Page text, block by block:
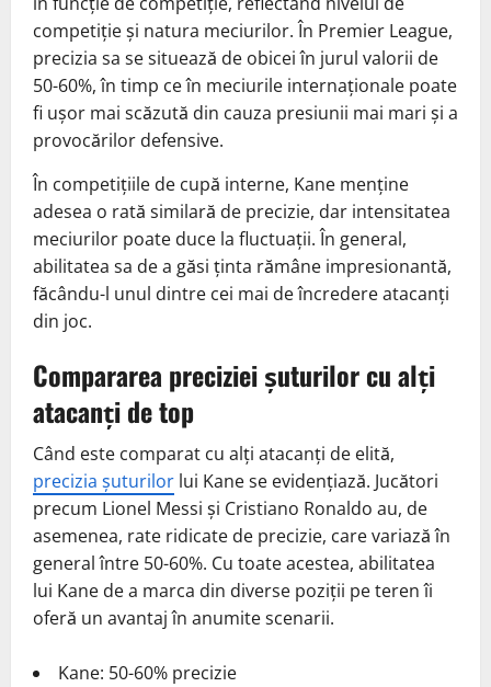
competiție și natura meciurilor. În Premier League,
precizia sa se situează de obicei în jurul valorii de
50-60%, în timp ce în meciurile internaționale poate
fi ușor mai scăzută din cauza presiunii mai mari și a
provocărilor defensive.
În competițiile de cupă interne, Kane menține
adesea o rată similară de precizie, dar intensitatea
meciurilor poate duce la fluctuații. În general,
abilitatea sa de a găsi ținta rămâne impresionantă,
făcându-l unul dintre cei mai de încredere atacanți
din joc.
Compararea preciziei șuturilor cu alți
atacanți de top
Când este comparat cu alți atacanți de elită,
precizia șuturilor lui Kane se evidențiază. Jucători
precum Lionel Messi și Cristiano Ronaldo au, de
asemenea, rate ridicate de precizie, care variază în
general între 50-60%. Cu toate acestea, abilitatea
lui Kane de a marca din diverse poziții pe teren îi
oferă un avantaj în anumite scenarii.
Kane: 50-60% precizie